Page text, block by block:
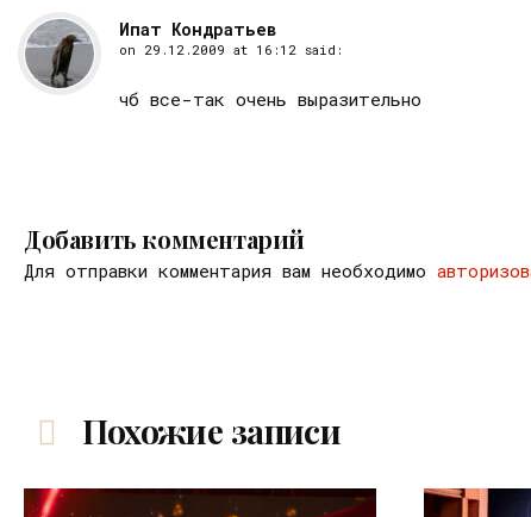
Ипат Кондратьев
on 29.12.2009 at 16:12 said:
чб все-так очень выразительно
Добавить комментарий
Для отправки комментария вам необходимо
Похожие записи